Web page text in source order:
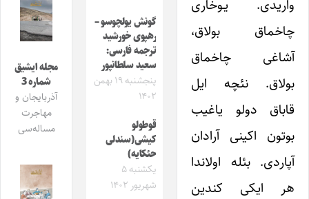
واریدی. یـوخاری
چاخماق بولاق،
آشاغی چاخماق
بولاق. نئچه ایل
قاباق دولو یاغیب
بوتون اکینی آرادان
آپاردی. بئله اولاندا
هر ایکی کندین
گونش یولچوسو –
رهپوی خورشید
ترجمه فارسی:
سعید سلطانپور
پنجشنبه ۱۹ بهمن
۱۴۰۲
قوطولو
کیشی(سندلی
حئکایه)
یکشنبه ۵
شهریور ۱۴۰۲
مجله ایشیق
شماره 3
آذربایجان و
مهاجرت
مساله‌سی